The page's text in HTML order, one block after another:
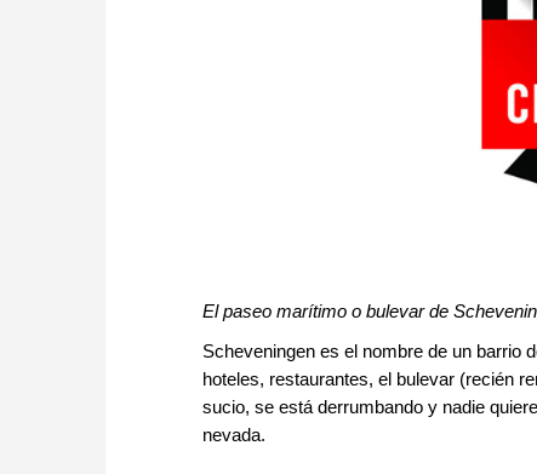
El paseo marítimo o bulevar de
Scheveningen es el nombre de un barrio
hoteles, restaurantes, el bulevar (recién
sucio, se está derrumbando y nadie
nevada.